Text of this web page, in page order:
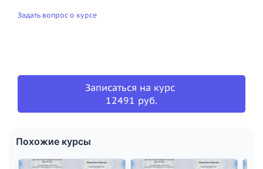
Задать вопрос о курсе
Записаться на курс
12491 руб.
Похожие курсы